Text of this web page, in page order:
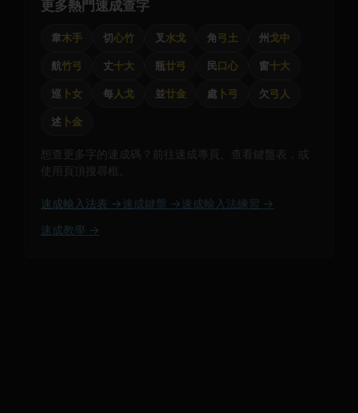
更多熱門速成查字
韋木手 切心竹 叉 水戈 角弓土 州 戈中
航竹弓 丈十大 瓶廿弓 民口心 窗十大
巡 卜女 每人戈 並廿金 處 卜弓 欠弓人
述 卜金
想查更多字的速成碼？前往速成專頁、查看鍵盤表，或
使用頁頂搜尋框。
速成輸入法表 → 速成鍵盤 → 速成輸入法練習 →
速成教學 →